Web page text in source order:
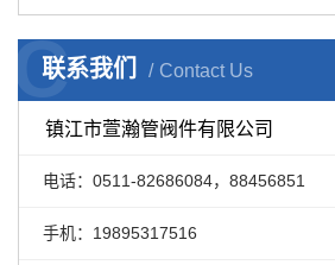
联系我们 Contact Us
C
镇江市萱瀚管阀件有限公司
电话：0511-82686084，88456851
手机：19895317516